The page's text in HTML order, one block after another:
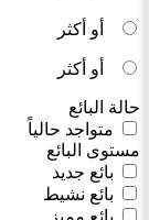
أو أكثر
أو أكثر
حالة البائع
متواجد حالياً
مستوى البائع
بائع جديد
بائع نشيط
بائع مميز